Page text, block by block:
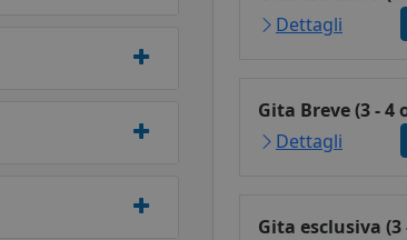
Dettagli
Gita Breve (3 - 4
Dettagli
Gita esclusiva (3